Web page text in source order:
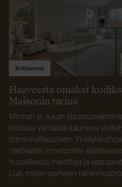
Kotitarinat
Haaveesta omaksi
Maisonin tarina
Minnan ja Jukan
kodissa Vantaalla kauneus
toiminnallisuuteen.
neliöisellä rinnetontilla
huolellisesti mietittyjä ja
Lue, miten perheen